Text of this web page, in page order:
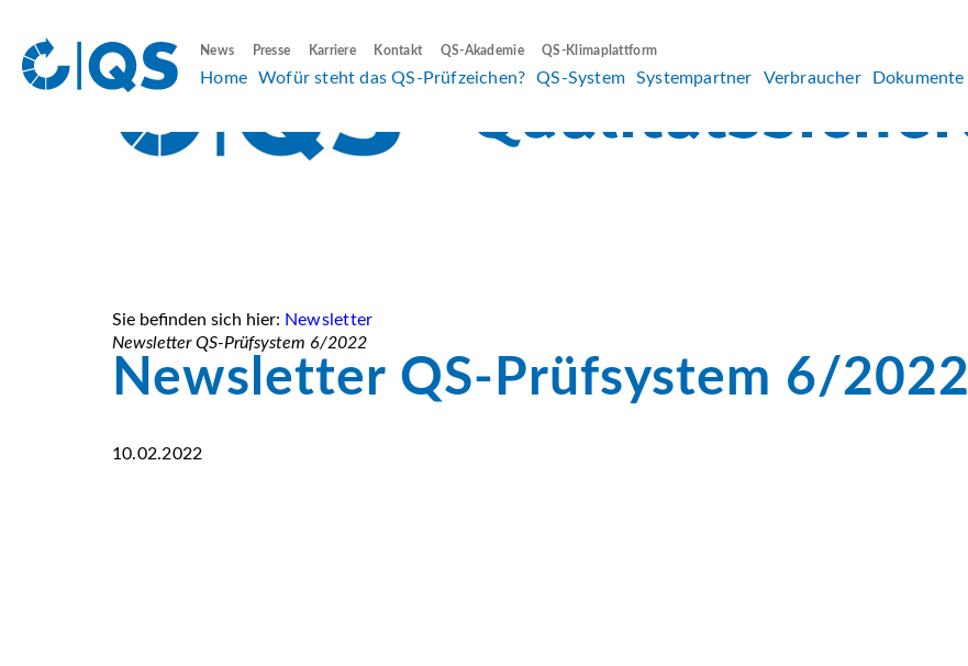
News Presse Karriere Kontakt QS-Akademie QS-Klimaplattform
Home Wofür steht das QS-Prüfzeichen? QS-System Systempartner Verbraucher Dokumente
Sie befinden sich hier: Newsletter
Newsletter QS-Prüfsystem 6/2022
Newsletter QS-Prüfsystem 6/2022
10.02.2022